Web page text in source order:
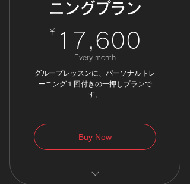
ニングプラン
¥ 17,600
Every month
グループレッスンに、パーソナルトレ
ーニング１回付きの一押しプランで
す。
Buy Now